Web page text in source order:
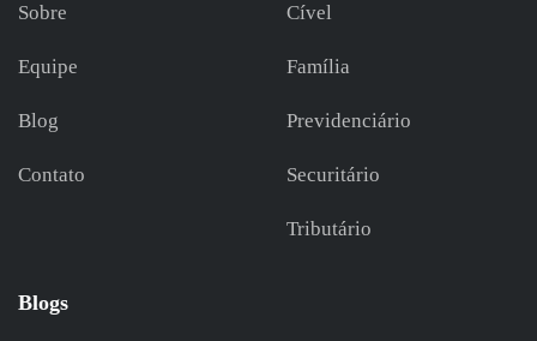
Sobre
Equipe
Blog
Contato
Cível
Família
Previdenciário
Securitário
Tributário
Blogs